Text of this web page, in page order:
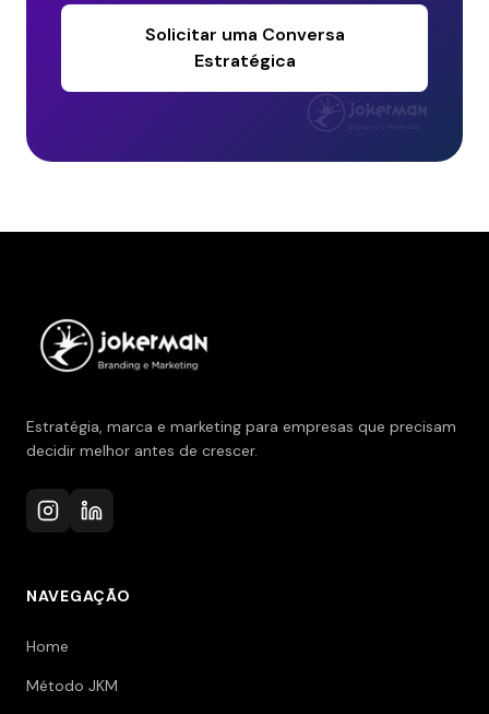
Solicitar uma Conversa
Estratégica
Estratégia, marca e marketing para empresas que precisam
decidir melhor antes de crescer.
NAVEGAÇÃO
Home
Método JKM